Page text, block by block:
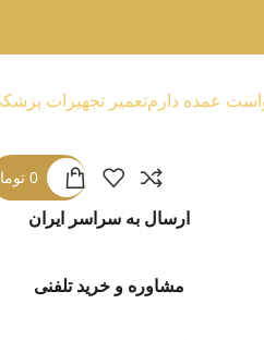
عمده دارمتعمیر تجهیزات
0
ارسال به سراسر ایران
مشاوره و خرید تلفنی